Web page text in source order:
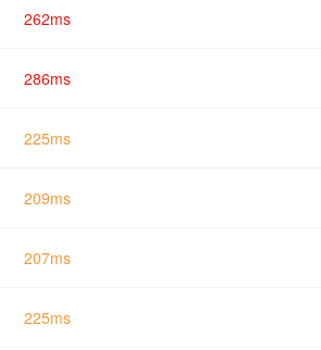
262ms
286ms
225ms
209ms
207ms
225ms